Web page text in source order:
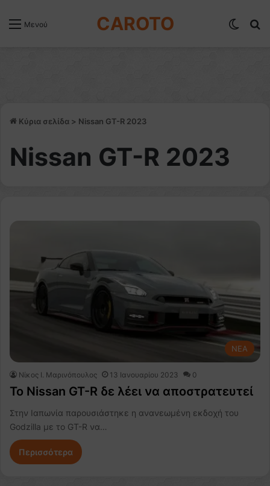
Μενού CAROTO
Κύρια σελίδα > Nissan GT-R 2023
Nissan GT-R 2023
NEA
Nίκος Ι. Mαρινόπουλος 13 Ιανουαρίου 2023 0
Το Nissan GT-R δε λέει να αποστρατευτεί
Στην Ιαπωνία παρουσιάστηκε η ανανεωμένη εκδοχή του
Godzilla με το GT-R να…
Περισσότερα